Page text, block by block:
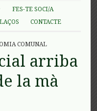
FES-TE SOCI/A
CONTACTE
COMUNAL
arriba
la mà